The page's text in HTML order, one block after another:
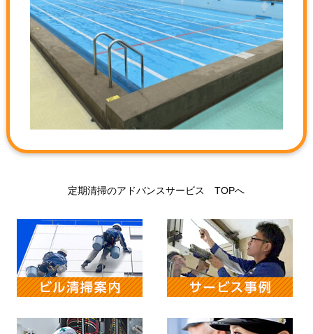
定期清掃のアドバンスサービス TOPへ